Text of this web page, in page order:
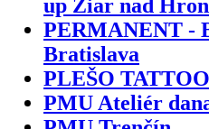
up Žiar nad
PERMANENT -
Bratislava
PLEŠO
PMU Ateliér